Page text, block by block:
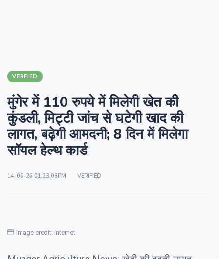
VERFIED
मुंगेर में 110 रुपये में मिलेगी खेत की
कुंडली, मिट्टी जांच से घटेगी खाद की
लागत, बढ़ेगी आमदनी; 8 दिन में मिलेगा
सॉयल हेल्थ कार्ड
14-06-26 01:23:08PM VERIFIED
Image credit: Internet